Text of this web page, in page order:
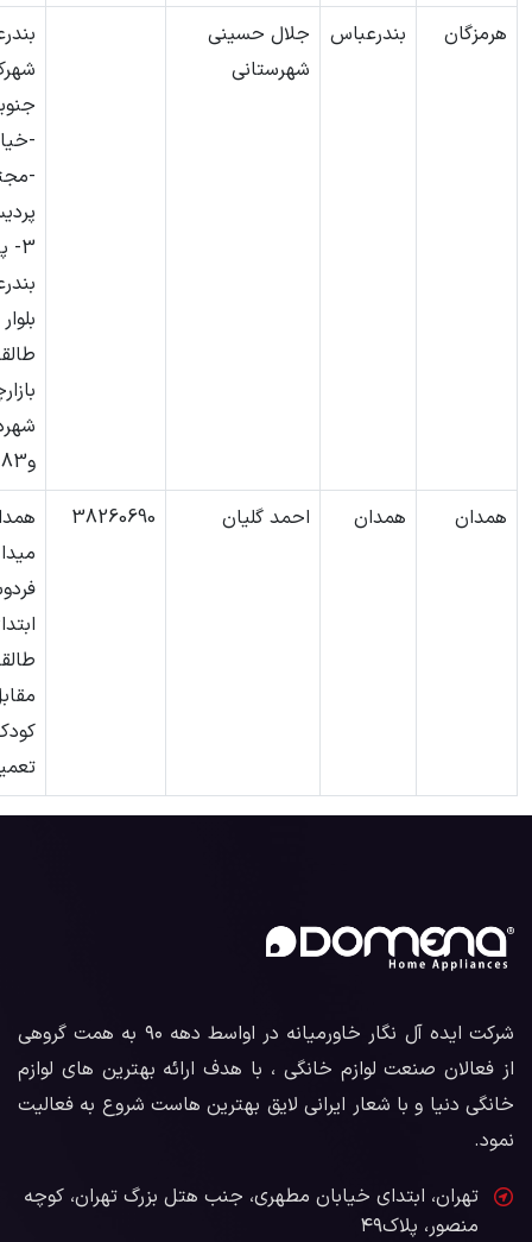
هرمزگان
بندرعباس
جلال حسینی
شهرستانی
-
-
و83
همدان
همدان احمد گلیان 38260690
شرکت ایده آل نگار خاورمیانه در اواسط دهه ۹۰ به همت گروهی
از فعالان صنعت لوازم خانگی ، با هدف ارائه بهترین های لوازم
خانگی دنیا و با شعار ایرانی لایق بهترین هاست شروع به فعالیت
نمود.
تهران، ابتدای خیابان مطهری، جنب هتل بزرگ تهران، کوچه
منصور، پلاک۴۹